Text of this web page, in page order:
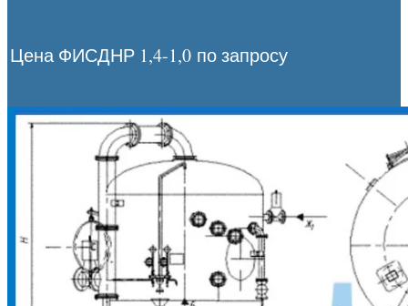
Цена ФИСДНР 1,4-1,0 по запросу